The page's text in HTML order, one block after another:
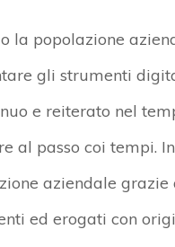
la popolazione
gli strumenti
e reiterato nel
al passo coi tempi.
aziendale
ed erogati con